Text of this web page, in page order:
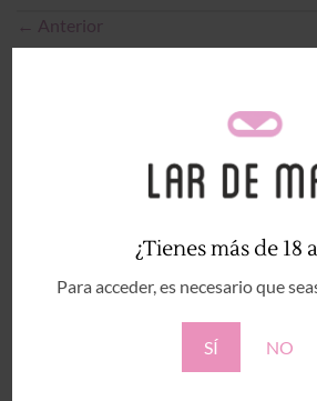
¿Tienes más de 18
Para acceder, es necesario que
SÍ NO
← Anterior
Siguiente→
Deja una respuesta
Tu dirección de correo electrónico
Los campos obligatorios están